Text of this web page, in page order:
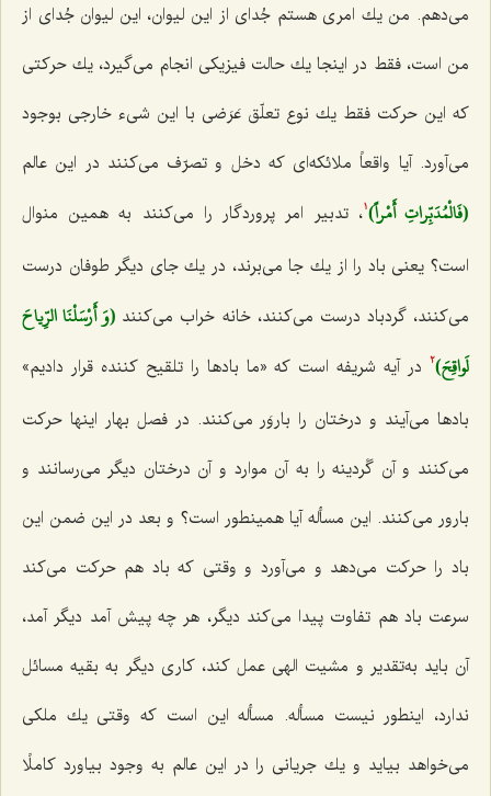
می‌دهم. من یك امری هستم جُدای از این لیوان، این لیوان جُدای از
من است، فقط در اینجا یك حالت فیزیكی انجام می‌گیرد، یك حركتی
كه این حركت فقط یك نوع تعلّق عَرَضی با این شی‌ء خارجی بوجود
می‌آورد. آیا واقعاً ملائكه‌ای كه دخل و تصرّف می‌كنند در این عالم‌
(فَالْمُدَبِّراتِ أَمْراً)1، تدبیر امر پروردگار را می‌كنند به همین منوال
است؟ یعنی باد را از یك جا می‌برند، در یك جای دیگر طوفان درست
می‌كنند، گردباد درست می‌كنند، خانه خراب می‌كنند (وَ أَرْسَلْنَا الرِّياحَ
لَواقِحَ)2
در آیه شریفه است كه «ما بادها را تلقیح كننده قرار دادیم»
بادها می‌آیند و درختان را باروَر می‌كنند. در فصل بهار اینها حركت
می‌كنند و آن گَردینه را به آن موارد و آن درختان دیگر می‌رسانند و
بارور می‌كنند. این مسأله آیا همینطور است؟ و بعد در این ضمن این
باد را حركت می‌دهد و می‌آورد و وقتی كه باد هم حركت می‌كند
سرعت باد هم تفاوت پیدا می‌كند دیگر، هر چه پیش آمد دیگر آمد،
آن باید به‌تقدیر و مشیت الهی عمل كند، كاری دیگر به بقیه مسائل
ندارد، اینطور نیست مسأله. مسأله این است كه وقتی یك ملكی
می‌خواهد بیاید و یك جریانی را در این عالم به وجود بیاورد كاملًا